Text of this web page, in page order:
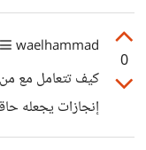
الإنسان
لذلك ترى الجميع
مكانه حتى بعد
يستطيع فعل مثل
داخله يتمنى لو
0
waelhammad
كيف تتعامل مع
إنجازات يجعله
الناس في كل ما